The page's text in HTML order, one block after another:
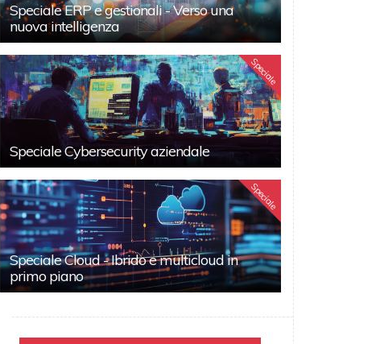
Speciale ERP e gestionali - Verso una
nuova intelligenza
Speciale
Speciale Cybersecurity aziendale
Speciale
Speciale Cloud - Ibrido e multicloud in
primo piano